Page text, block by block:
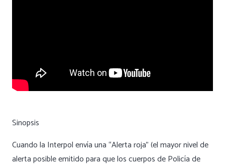
Sinopsis
Cuando la Interpol envía una “Alerta roja” (el mayor nivel de
alerta posible emitido para que los cuerpos de Policía de